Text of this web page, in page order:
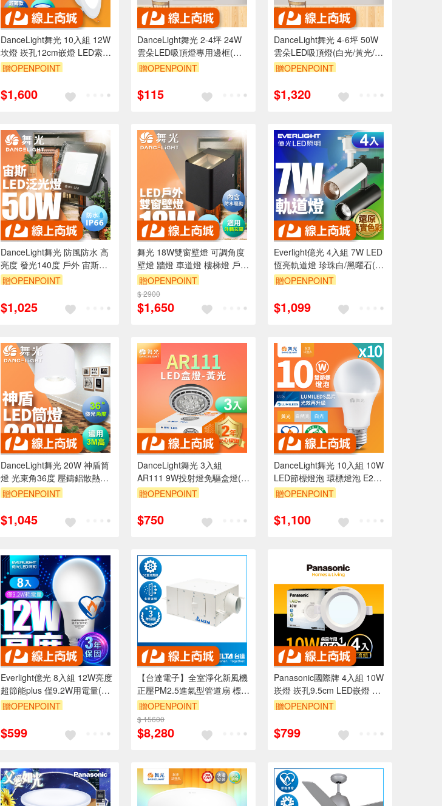
DanceLight舞光 10入組 12W
坎燈 崁孔12cm嵌燈 LED索爾
崁燈(白光/黃光/自然光)
贈OPENPOINT
$1,600
DanceLight舞光 2-4坪 24W
雲朵LED吸頂燈專用邊框(時
尚白/質感銀/香檳金)
贈OPENPOINT
$115
DanceLight舞光 4-6坪 50W
雲朵LED吸頂燈(白光/黃光/自
然光)
贈OPENPOINT
$1,320
DanceLight舞光 防風防水 高
亮度 發光140度 戶外 宙斯
50W泛光燈 投光燈(白光/黃
贈OPENPOINT
$1,025
舞光 18W雙窗壁燈 可調角度
壁燈 牆燈 車道燈 樓梯燈 戶外
燈具 內含防水驅動器 深灰色
(黃光/自然光)
贈OPENPOINT
訂單滿999享9折
$ 2900
$1,650
Everlight億光 4入組 7W LED
恆亮軌道燈 珍珠白/黑曜石(黃
光/自然光)
贈OPENPOINT
$1,099
DanceLight舞光 20W 神盾筒
燈 光束角36度 壓鑄鋁散熱快
全電壓 一體成形 時尚白/貴族
贈OPENPOINT
$1,045
DanceLight舞光 3入組
AR111 9W投射燈免驅盒燈(白
光/黃光)
贈OPENPOINT
$750
DanceLight舞光 10入組 10W
LED節標燈泡 環標燈泡 E27
全電壓(白光/自然光/黃光)
贈OPENPOINT
$1,100
Everlight億光 8入組 12W亮度
超節能plus 僅9.2W用電量(白
光/黃光)
贈OPENPOINT
$599
【台達電子】全室淨化新風機
正壓PM2.5進氣型管道扇 標準
型 適用30坪 含濾網 控制面板
另購(VDB36ACXT2-F)
贈OPENPOINT
訂單滿999享9折
$ 15600
$8,280
Panasonic國際牌 4入組 10W
崁燈 崁孔9.5cm LED嵌燈 全
電壓 一年保固(白光/黃光/自然
贈OPENPOINT
$799